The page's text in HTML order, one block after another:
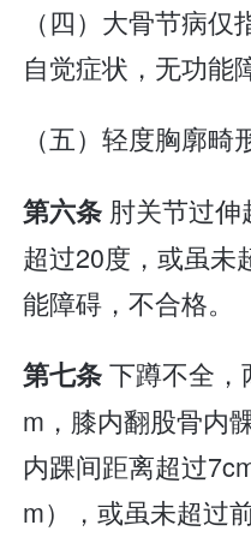
（四）大骨节病
自觉症状，无功能
（五）轻度胸廓畸
第六条 肘关节过
超过20度，或虽未
能障碍，不合格。
第七条下蹲不全，
m，膝内翻股骨内
内踝间距离超过
m），或虽未超过